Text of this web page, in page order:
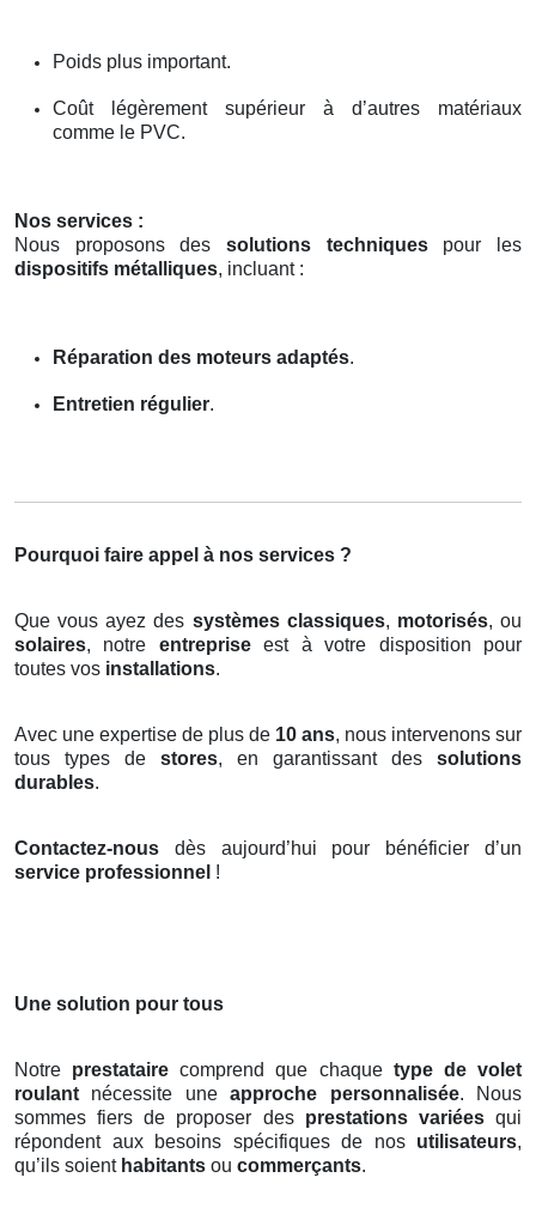
Poids plus important.
Coût légèrement supérieur à d’autres matériaux
comme le PVC.
Nos services :
Nous proposons des solutions techniquespour les
dispositifs métalliques, incluant :
Réparation des moteurs adaptés.
Entretien régulier.
Pourquoi faire appel à nos services ?
Que vous ayez des systèmes classiques, motorisés, ou
solaires, notre entrepriseest à votre disposition pour
toutes vos installations.
Avec une expertise de plus de 10 ans, nous intervenons sur
tous types de stores, en garantissant des solutions
durables.
Contactez-nous dès aujourd’hui pour bénéficier d’un
service professionnel !
Une solution pour tous
Notre prestataire comprend que chaque type de volet
roulant nécessite uneapproche personnalisée. Nous
sommes fiers de proposer des prestations variéesqui
répondent aux besoins spécifiques de nos utilisateurs,
qu’ils soient habitants ou commerçants.